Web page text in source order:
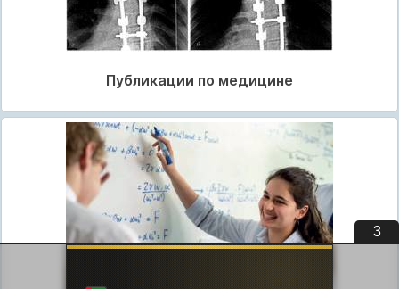
Публикации по медицине
2